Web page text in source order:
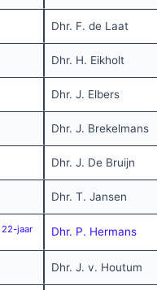
Dhr. F. de Laat
Dhr. H. Eikholt
Dhr. J. Elbers
Dhr. J. Brekelmans
Dhr. J. De Bruijn
Dhr. T. Jansen
22-jaar Dhr. P. Hermans
Dhr. J. v. Houtum